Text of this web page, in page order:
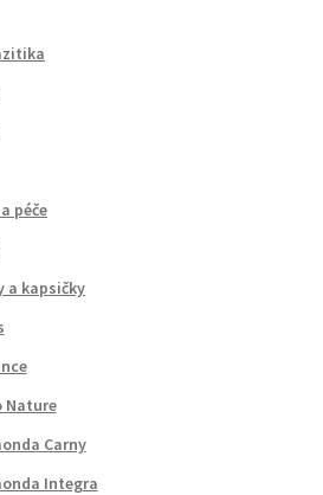
péče
a kapsičky
Nature
Carny
Integra